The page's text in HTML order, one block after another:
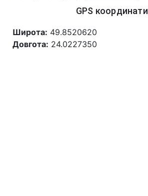
GPS координати
Широта: 49.8520620
Довгота: 24.0227350